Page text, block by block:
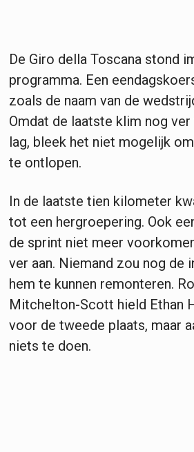
De Giro della Toscana stond
programma. Een
zoals de naam van de
Omdat de laatste klim nog
lag, bleek het niet mogelijk
te ontlopen.
In de laatste tien kilometer
tot een hergroepering. Ook
de sprint niet meer
ver aan. Niemand zou nog de
hem te kunnen remonteren.
Mitchelton-Scott hield Ethan
voor de tweede plaats, maar
niets te doen.